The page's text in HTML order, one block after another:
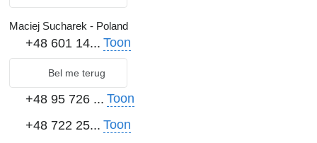
Maciej Sucharek - Poland
+48 601 14... Toon
Bel me terug
+48 95 726 ... Toon
+48 722 25... Toon